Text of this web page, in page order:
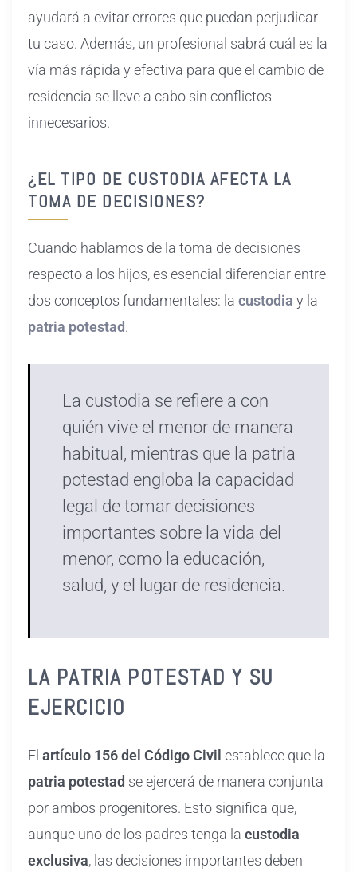
ayudará a evitar errores que puedan perjudicar
tu caso. Además, un profesional sabrá cuál es la
vía más rápida y efectiva para que el cambio de
residencia se lleve a cabo sin conflictos
innecesarios.
¿EL TIPO DE CUSTODIA AFECTA LA
TOMA DE DECISIONES?
Cuando hablamos de la toma de decisiones
respecto a los hijos, es esencial diferenciar entre
dos conceptos fundamentales: la custodia y la
patria potestad.
La custodia se refiere a con
quién vive el menor de manera
habitual, mientras que la patria
potestad engloba la capacidad
legal de tomar decisiones
importantes sobre la vida del
menor, como la educación,
salud, y el lugar de residencia.
LA PATRIA POTESTAD Y SU
EJERCICIO
El artículo 156 del Código Civil establece que la
patria potestad se ejercerá de manera conjunta
por ambos progenitores. Esto significa que,
aunque uno de los padres tenga la custodia
exclusiva, las decisiones importantes deben